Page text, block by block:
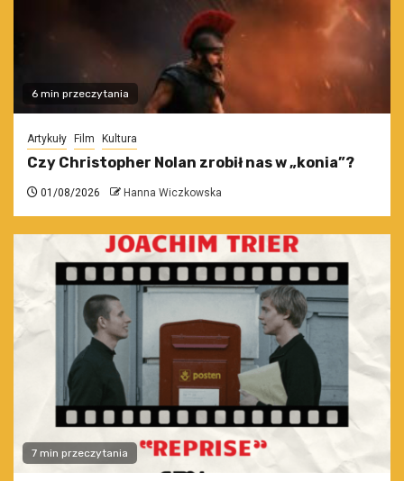
6 min przeczytania
Artykuły Film Kultura
Czy Christopher Nolan zrobił nas w „konia”?
01/08/2026 Hanna Wiczkowska
7 min przeczytania